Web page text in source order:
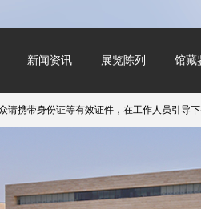
新闻资讯 展览陈列 馆藏
身份证等有效证件，在工作人员引导下有